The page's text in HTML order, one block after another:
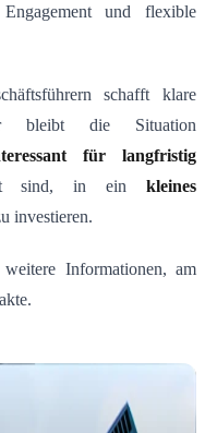
und flexible
schafft klare
bleibt die Situation
für langfristig
sind, in einkleines
investieren.
Informationen, am